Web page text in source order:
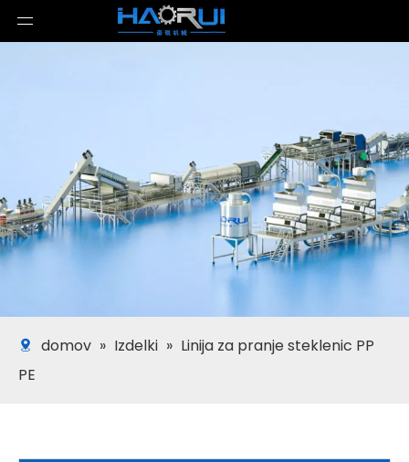
domov » Izdelki » Linija za pranje steklenic PP
PE